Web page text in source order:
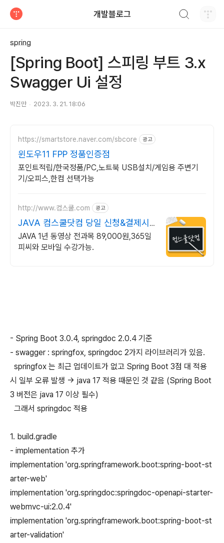
개발블로그
spring
[Spring Boot] 스피링 부트 3.x
Swagger Ui 설정
박진만 2023. 3. 21. 18:06
https://smartstore.naver.com/sbcore 광고
윈도우11 FPP 정품인증점
포인트적립/한국정품/PC,노트북 USB설치/게임용 주변기
기/오피스,한컴 선택가능
http://www.컴스쿨.com 광고
JAVA 컴스쿨닷컴 당일 신청&결제시
기프티콘!
JAVA 1년 동영상 전과목 89,000원,365일
피씨와 모바일 수강가능.
- Spring Boot 3.0.4, springdoc 2.0.4 기준
- swagger : springfox, springdoc 2가지 라이브러리가 있음.
springfox 는 최근 업데이트가 없고 Spring Boot 3점 대 적용
시 일부 오류 발생 -> java 17 적용 때문인 것 같음 (Spring Boot
3 버전은 java 17 이상 필수)
그래서 springdoc 적용
1. build.gradle
- implementation 추가
implementation 'org.springframework.boot:spring-boot-st
arter-web'
implementation 'org.springdoc:springdoc-openapi-starter-
webmvc-ui:2.0.4'
implementation 'org.springframework.boot:spring-boot-st
arter-validation'